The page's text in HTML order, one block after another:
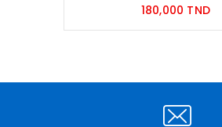
180,000 TNDPrix